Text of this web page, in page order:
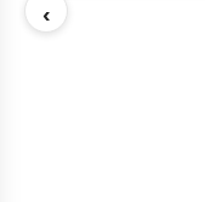
‹